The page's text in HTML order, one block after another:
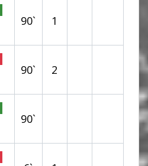
90` 1
90` 2
90`